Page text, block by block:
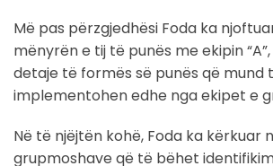
Më pas përzgjedhësi Foda ka
mënyrën e tij të punës me ekipin
detaje të formës së punës që mund
implementohen edhe nga ekipet e
Në të njëjtën kohë, Foda ka kërkuar
grupmoshave që të bëhet